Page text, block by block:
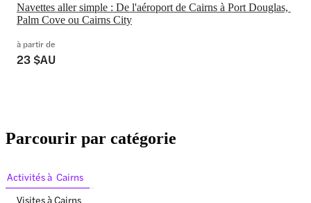
Navettes aller simple : De l'aéroport de Cairns à Port Douglas,
Palm Cove ou Cairns City
à partir de
23 $AU
Parcourir par catégorie
Activités à Cairns
Visites à Cairns